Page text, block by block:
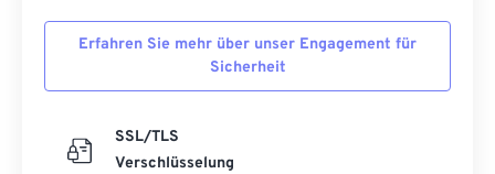
Erfahren Sie mehr über unser Engagement für
Sicherheit
SSL/TLS
Verschlüsselung